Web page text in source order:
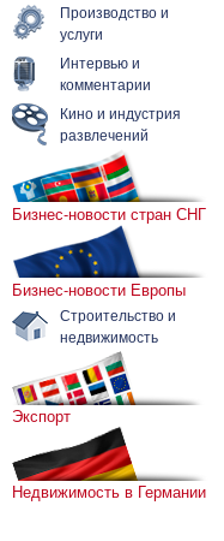
Производство и
услуги
Интервью и
комментарии
Кино и индустрия
развлечений
Бизнес-новости стран СНГ
Бизнес-новости Европы
Строительство и
недвижимость
Экспорт
Недвижимость в Германии